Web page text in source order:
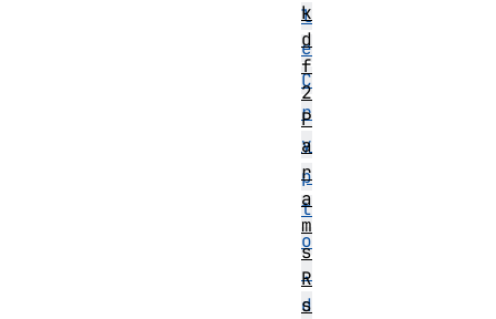
l
e
C
r
y
p
t
o
.
d
k
d
f
2
P
a
r
a
m
s
R
s